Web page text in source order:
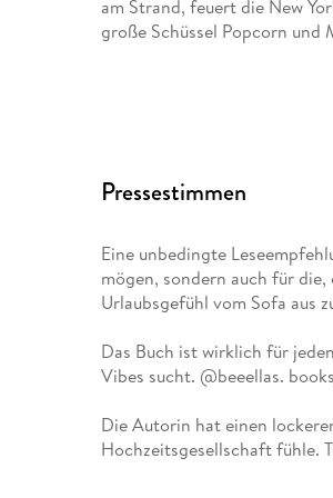
am Strand, feuert die New
große Schüssel Popcorn und
Pressestimmen
Eine unbedingte
mögen, sondern auch für
Urlaubsgefühl vom Sofa aus
Das Buch ist wirklich für
Vibes sucht. @beeellas.
Die Autorin hat einen
Hochzeitsgesellschaft fühle.